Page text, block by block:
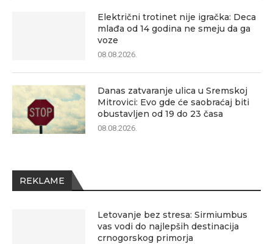
Električni trotinet nije igračka: Deca
mlađa od 14 godina ne smeju da ga
voze
08.08.2026.
Danas zatvaranje ulica u Sremskoj
Mitrovici: Evo gde će saobraćaj biti
obustavljen od 19 do 23 časa
08.08.2026.
REKLAME
Letovanje bez stresa: Sirmiumbus
vas vodi do najlepših destinacija
crnogorskog primorja